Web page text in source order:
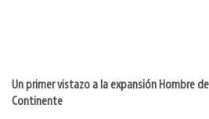
Un primer vistazo a la expansión Hombre
Continente